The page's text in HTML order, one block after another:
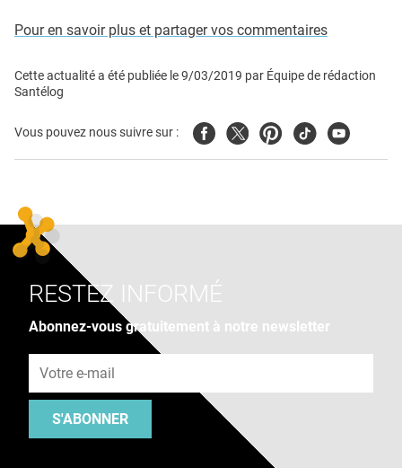
Pour en savoir plus et partager vos commentaires
Cette actualité a été publiée le9/03/2019 par Équipe de rédaction
Santélog
Vous pouvez nous suivre sur : FacebookTwitterPinterest
TiktokYoutube
RESTEZ INFORMÉ
Abonnez-vous gratuitement à notre newsletter
S'ABONNER